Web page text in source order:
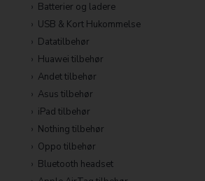
Batterier og ladere
USB & Kort Hukommelse
Datatilbehør
Huawei tilbehør
Andet tilbehør
Asus tilbehør
iPad tilbehør
Nothing tilbehør
Oppo tilbehør
Bluetooth headset